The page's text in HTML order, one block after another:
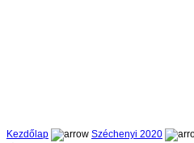
Kezdőlap
Széchenyi 2020